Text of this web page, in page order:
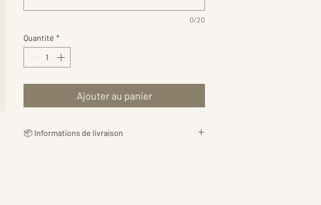
0/20
Quantité *
Ajouter au panier
📦 Informations de livraison